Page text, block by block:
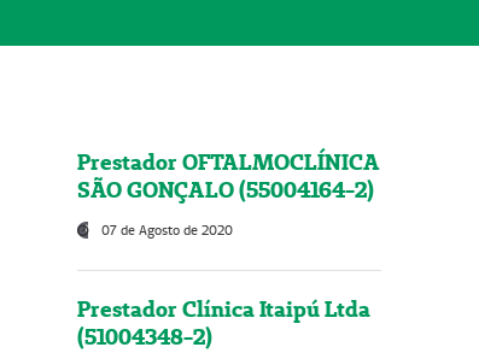
Prestador OFTALMOCLÍNICA
SÃO GONÇALO (55004164-2)
07 de Agosto de 2020
Prestador Clínica Itaipú Ltda
(51004348-2)